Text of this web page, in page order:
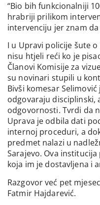
“Bio bih funkcionalniji
hrabriji prilikom
intervenciju jer znam da
I u Upravi policije šute
nisu htjeli reći ko je
Članovi Komisije za
su novinari stupili u
Bivši komesar
odgovaraju disciplinski,
odgovornosti. Tvrdi da
Uprava je odbila dati
internoj proceduri, a
predmet nalazi u
Sarajevo. Ova
koja im je dostavljena i
Razgovor već pet
Fatmir Hajdarević.